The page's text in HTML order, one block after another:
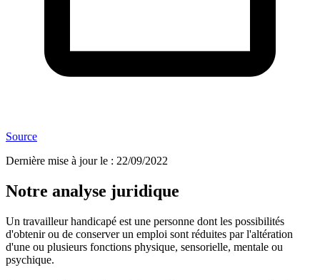
Source
Dernière mise à jour le : 22/09/2022
Notre analyse juridique
Un travailleur handicapé est une personne dont les possibilités
d'obtenir ou de conserver un emploi sont réduites par l'altération
d'une ou plusieurs fonctions physique, sensorielle, mentale ou
psychique.